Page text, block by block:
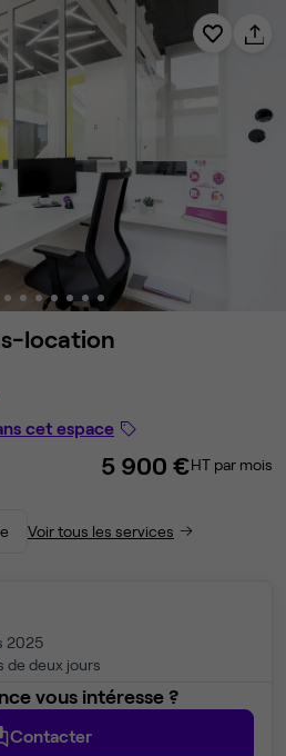
location
cet espace
5 900 €HT par mois
Voir tous les services
2025
de deux jours
vous intéresse ?
Contacter